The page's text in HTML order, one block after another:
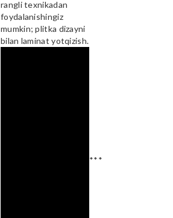
rangli texnikadan
foydalanishingiz
mumkin; plitka dizayni
bilan laminat yotqizish.
***